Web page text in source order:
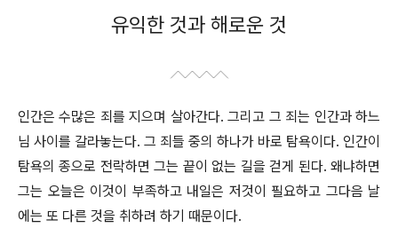
유익한 것과 해로운 것
인간은 수많은 죄를 지으며 살아간다. 그리고 그 죄는 인간과 하느
님 사이를 갈라놓는다. 그 죄들 중의 하나가 바로 탐욕이다. 인간이
탐욕의 종으로 전락하면 그는 끝이 없는 길을 걷게 된다. 왜냐하면
그는 오늘은 이것이 부족하고 내일은 저것이 필요하고 그다음 날
에는 또 다른 것을 취하려 하기 때문이다.